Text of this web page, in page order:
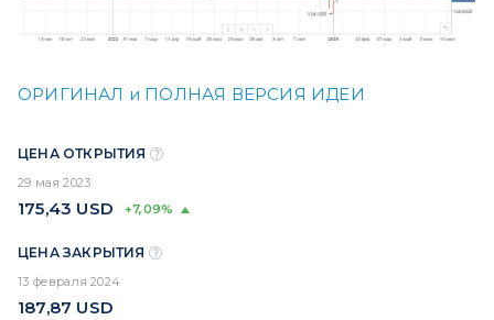
ОРИГИНАЛ и ПОЛНАЯ ВЕРСИЯ ИДЕИ
ЦЕНА ОТКРЫТИЯ
29 мая 2023
175,43 USD +7,09%
ЦЕНА ЗАКРЫТИЯ
13 февраля 2024
187,87 USD